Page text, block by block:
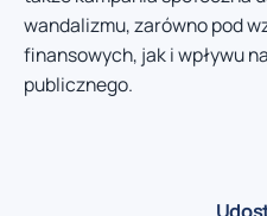
wandalizmu, zarówno pod
finansowych, jak i wpływu
publicznego.